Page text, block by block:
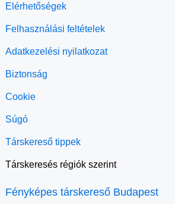
Elérhetőségek
Felhasználási feltételek
Adatkezelési nyilatkozat
Biztonság
Cookie
Súgó
Társkereső tippek
Társkeresés régiók szerint
Fényképes társkereső Budapest